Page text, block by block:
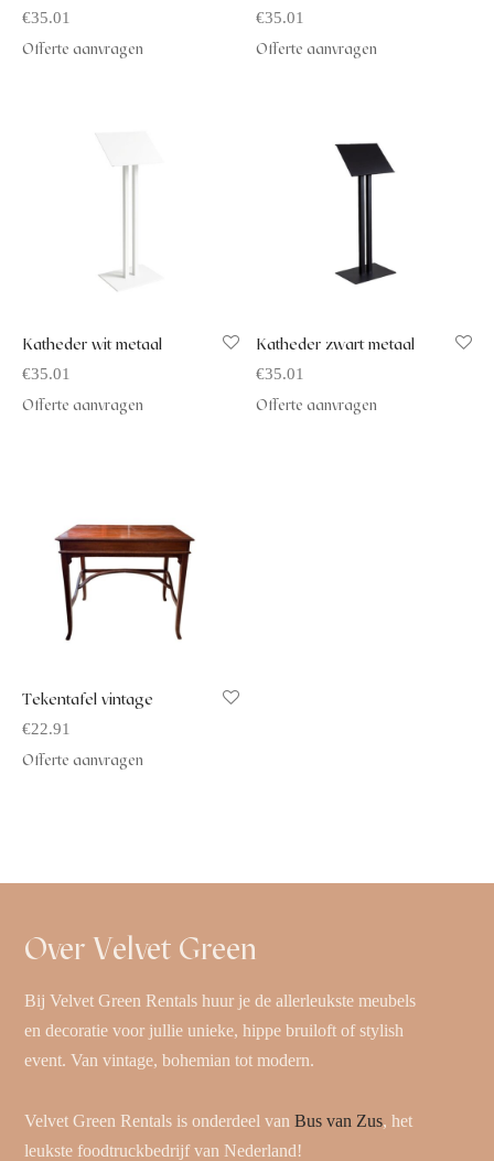
€35.01
Offerte aanvragen
€35.01
Offerte aanvragen
Katheder wit metaal
€35.01
Offerte aanvragen
Katheder zwart metaal
€35.01
Offerte aanvragen
Tekentafel vintage
€22.91
Offerte aanvragen
Over Velvet Green
Bij Velvet Green Rentals huur je de allerleukste meubels
en decoratie voor jullie unieke, hippe bruiloft of stylish
event. Van vintage, bohemian tot modern.
Velvet Green Rentals is onderdeel vanBus van Zus, het
leukste foodtruckbedrijf van Nederland!